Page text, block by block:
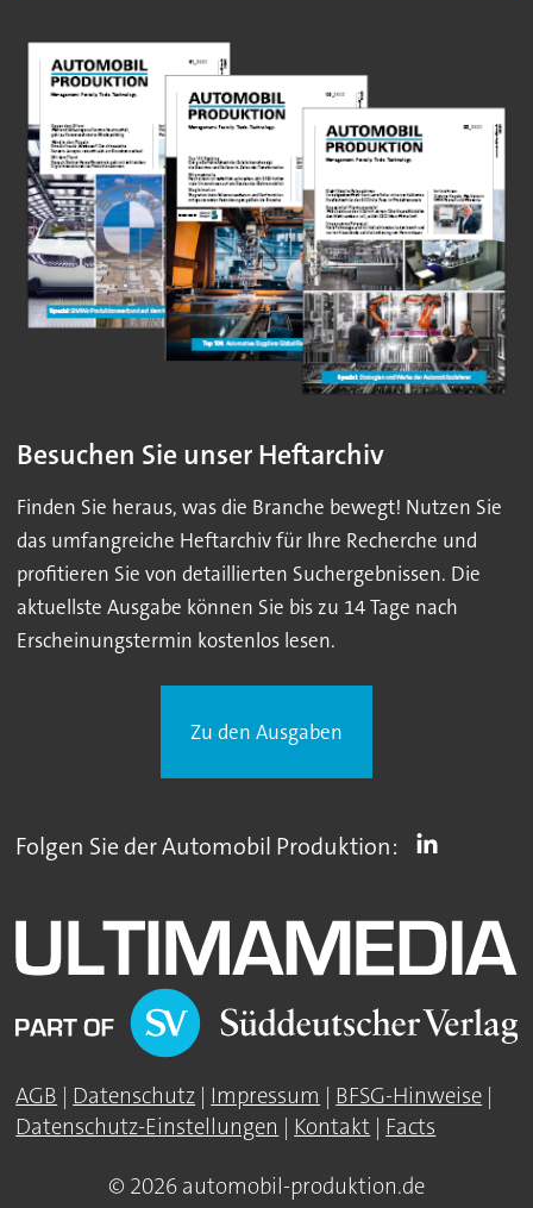
Besuchen Sie unser Heftarchiv
Finden Sie heraus, was die Branche bewegt! Nutzen Sie
das umfangreiche Heftarchiv für Ihre Recherche und
profitieren Sie von detaillierten Suchergebnissen. Die
aktuellste Ausgabe können Sie bis zu 14 Tage nach
Erscheinungstermin kostenlos lesen.
Zu den Ausgaben
Folgen Sie der Automobil Produktion:
AGB | Datenschutz | Impressum | BFSG-Hinweise |
Datenschutz-Einstellungen | Kontakt | Facts
© 2026 automobil-produktion.de